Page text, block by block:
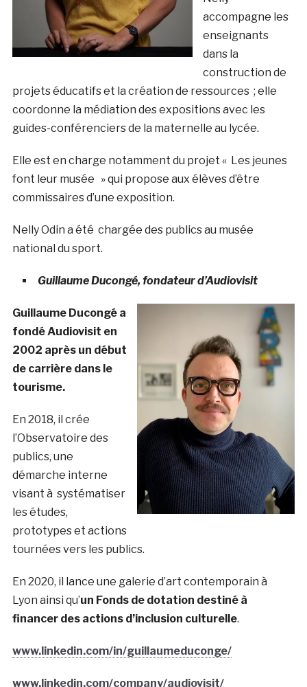
accompagne les
enseignants
dans la
construction de
projets éducatifs et la création de ressources ; elle
coordonne la médiation des expositions avec les
guides-conférenciers de la maternelle au lycée.
Elle est en charge notamment du projet « Les jeunes
font leur musée » qui propose aux élèves d’être
commissaires d’une exposition.
Nelly Odin a été chargée des publics au musée
national du sport.
Guillaume Ducongé, fondateur d’Audiovisit
Guillaume Ducongé a
fondé Audiovisit en
2002 après un début
de carrière dans le
tourisme.
En 2018, il crée
l’Observatoire des
publics, une
démarche interne
visant à systématiser
les études,
prototypes et actions
tournées vers les publics.
En 2020, il lance une galerie d’art contemporain à
Lyon ainsi qu’un Fonds de dotation destiné à
financer des actions d’inclusion culturelle.
www.linkedin.com/in/guillaumeduconge/
www.linkedin.com/company/audiovisit/